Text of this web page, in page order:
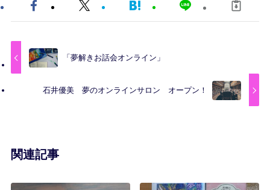
「夢解きお話会オンライン」
石井優美 夢のオンラインサロン オープン！
関連記事